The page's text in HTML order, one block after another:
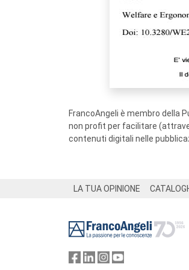
FrancoAngeli è membro della
non profit per facilitare
contenuti digitali nelle
LA TUA OPINIONE